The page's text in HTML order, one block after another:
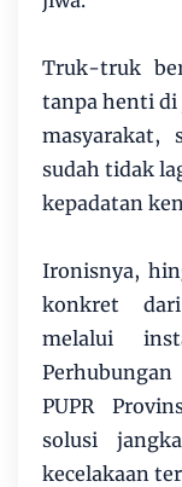
Truk-truk
tanpa henti di
masyarakat,
sudah tidak
kepadatan
Ironisnya,
konkret
melalui
PUPR
solusi
kecelakaan